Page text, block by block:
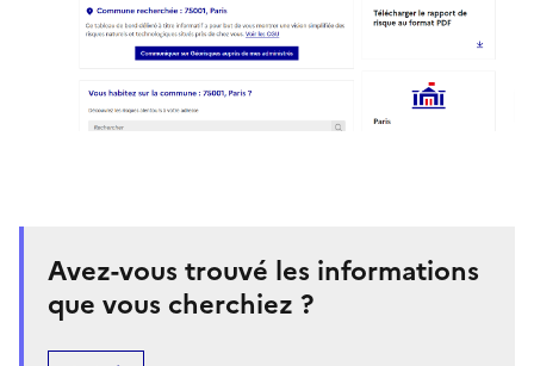
Avez-vous trouvé les informations
que vous cherchiez ?